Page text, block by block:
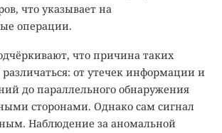
что указывает на
операции.
что причина таких
от утечек информации и
до параллельного обнаружения
сторонами. Однако сам сигнал
Наблюдение за аномальной